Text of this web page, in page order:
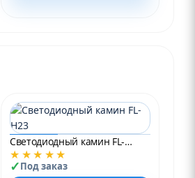
Светодиодный камин FL-H23
★★★★★
Под заказ